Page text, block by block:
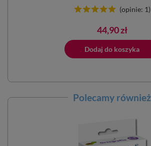
(opinie: 1)
Cena
44,90 zł
Dodaj do koszyka
Polecamy również